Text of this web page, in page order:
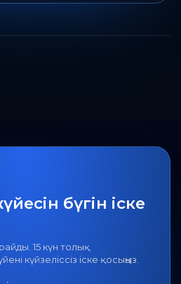
бүгін іске
15 күн толық
күйзеліссіз іске қосыңыз.